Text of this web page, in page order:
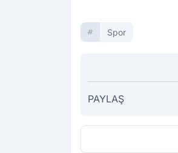
Spor
PAYLAŞ